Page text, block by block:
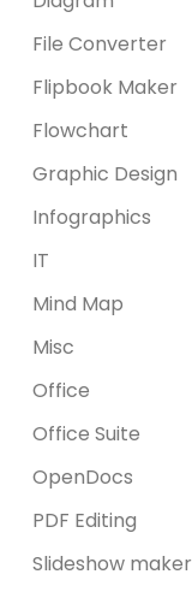
File Converter
Flipbook Maker
Flowchart
Graphic Design
Infographics
IT
Mind Map
Misc
Office
Office Suite
OpenDocs
PDF Editing
Slideshow maker